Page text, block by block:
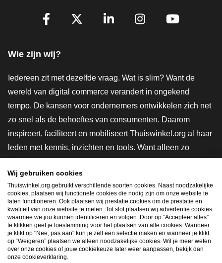
Volg je ons al?
Wie zijn wij?
Iedereen zit met dezelfde vraag. Wat is slim? Want de
wereld van digital commerce verandert in ongekend
tempo. De kansen voor ondernemers ontwikkelen zich net
zo snel als de behoeftes van consumenten. Daarom
inspireert, faciliteert en mobiliseert Thuiswinkel.org al haar
leden met kennis, inzichten en tools. Want alleen zo
innovatievere toekomst. Dus groei ook mee en maak
shoppen slimmer.
Lid worden
Snel navigeren
Wij gebruiken cookies
Thuiswinkel.org gebruikt verschillende soorten cookies. Naast noodzakelijke
cookies, plaatsen wij functionele cookies die nodig zijn om onze website te
laten functioneren. Ook plaatsen wij prestatie cookies om de prestatie en
kwaliteit van onze website te meten. Tot slot plaatsen wij advertentie cookies
waarmee we jou kunnen identificeren en volgen. Door op “Accepteer alles”
te klikken geef je toestemming voor het plaatsen van alle cookies. Wanneer
je klikt op "Nee, pas aan" kun je zelf een selectie maken en wanneer je klikt
op “Weigeren” plaatsen we alleen noodzakelijke cookies. Wil je meer weten
over onze cookies of jouw cookiekeuze later weer aanpassen, bekijk dan
onze cookieverklaring.